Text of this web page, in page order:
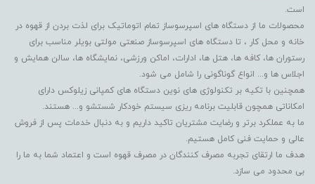
است.
محصولات ما از دستگاه های اسپرسوساز تمام اتوماتیک برای لذت بردن از قهوه در
خانه و محل کار ، تا دستگاه های اسپرسوساز صنعتی مولتی بویلر مناسب برای
رستوران ها، کافه ها، هتل ها، ادارات، اماکن ورزشی، نمایشگاه ها، سالن همایش و
اجلاس ها و... انواع گوناگونی را شامل می شود.
همچنین با تکیه بر تکنولوژی های نوین دستگاه های کمپانی زیلوکس دارای
امکاناتی همچون قابلیت برنامه ریزی سیستم خودکار شستشو و... هستند.
ما به عملکرد برتر و رضایت مشتریان تاکید داریم و به دنبال خدمات پس از فروش
عالی و حمایت فنی کامل هستیم.
هدف ما ارتقای تجربه مصرف کنندگان در مصرف قهوه است و اعتماد شما به ما را
بی محدود می سازد.